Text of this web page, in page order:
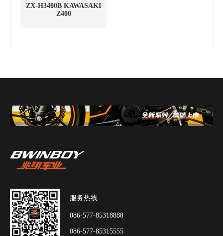
ZX-H3400B KAWASAKI
Z400
服务热线
086-577-85318888
086-577-85315555